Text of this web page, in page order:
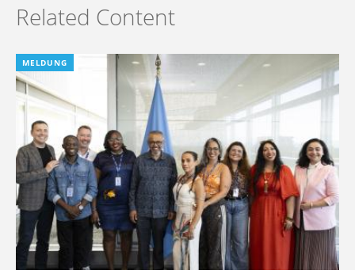
Related Content
MELDUNG